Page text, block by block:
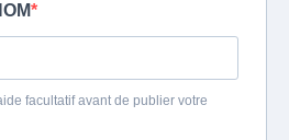
facultatif avant de publier votre